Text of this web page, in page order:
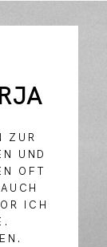
ZUR
UND
OFT
ICH